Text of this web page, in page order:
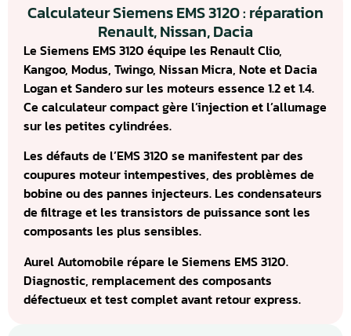
Calculateur Siemens EMS 3120 : réparation
Renault, Nissan, Dacia
Le Siemens EMS 3120 équipe les Renault Clio,
Kangoo, Modus, Twingo, Nissan Micra, Note et Dacia
Logan et Sandero sur les moteurs essence 1.2 et 1.4.
Ce calculateur compact gère l’injection et l’allumage
sur les petites cylindrées.
Les défauts de l’EMS 3120 se manifestent par des
coupures moteur intempestives, des problèmes de
bobine ou des pannes injecteurs. Les condensateurs
de filtrage et les transistors de puissance sont les
composants les plus sensibles.
Aurel Automobile répare le Siemens EMS 3120.
Diagnostic, remplacement des composants
défectueux et test complet avant retour express.